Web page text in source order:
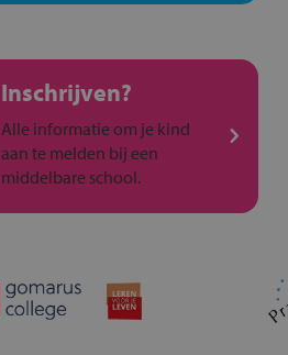
Inschrijven?
Alle informatie om je kind
aan te melden bij een
middelbare school.